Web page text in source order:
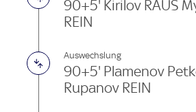
90+5' Kirilov RAUS
REIN
Auswechslung
90+5' Plamenov
Rupanov REIN